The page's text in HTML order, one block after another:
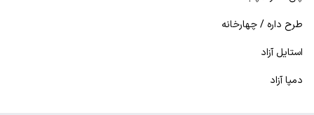
طرح داره / چهارخانه
استایل آزاد
دمپا آزاد